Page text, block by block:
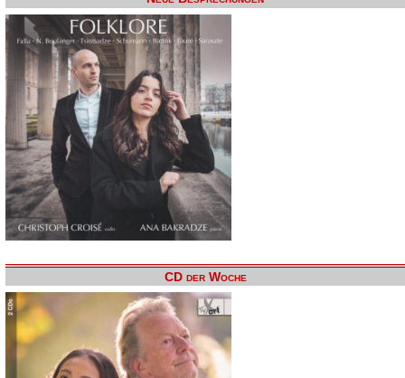
CD der Woche